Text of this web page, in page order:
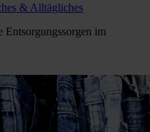
& Alltägliches
im